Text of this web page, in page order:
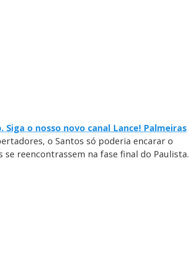
o nosso novo canal Lance! Palmeiras
o Santos só poderia encarar o
reencontrassem na fase final do Paulista.